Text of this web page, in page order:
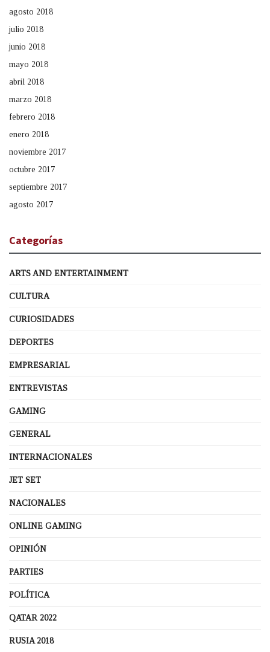
agosto 2018
julio 2018
junio 2018
mayo 2018
abril 2018
marzo 2018
febrero 2018
enero 2018
noviembre 2017
octubre 2017
septiembre 2017
agosto 2017
Categorías
ARTS AND ENTERTAINMENT
CULTURA
CURIOSIDADES
DEPORTES
EMPRESARIAL
ENTREVISTAS
GAMING
GENERAL
INTERNACIONALES
JET SET
NACIONALES
ONLINE GAMING
OPINIÓN
PARTIES
POLÍTICA
QATAR 2022
RUSIA 2018